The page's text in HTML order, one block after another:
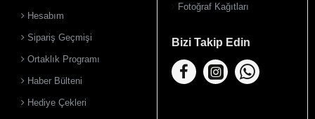
Hesabım
Sipariş Geçmişi
Ortaklık Programı
Haber Bülteni
Hediye Çekleri
Fotoğraf Kağıtları
Bizi Takip Edin